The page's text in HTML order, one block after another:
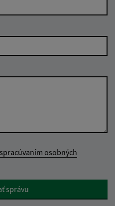
spracúvaním osobných
správu